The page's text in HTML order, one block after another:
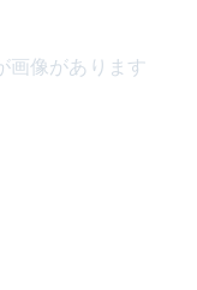
画像があります